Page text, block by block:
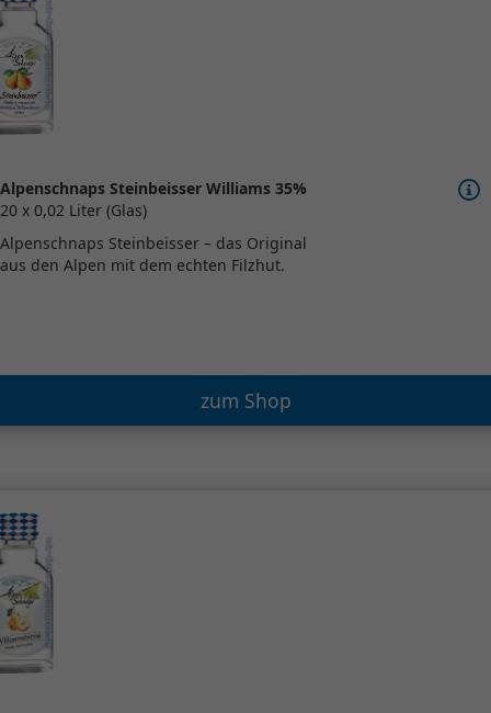
Alpenschnaps Steinbeisser Williams 35%
20 x 0,02 Liter (Glas)
Alpenschnaps Steinbeisser – das Original
aus den Alpen mit dem echten Filzhut.
zum Shop